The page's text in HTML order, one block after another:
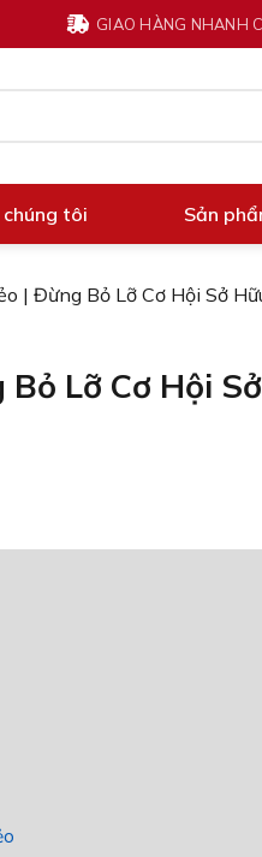
GIAO HÀNG NHANH
chúng tôi Sản
| Đừng Bỏ Lỡ Cơ Hội Sở
Lỡ Cơ Hội